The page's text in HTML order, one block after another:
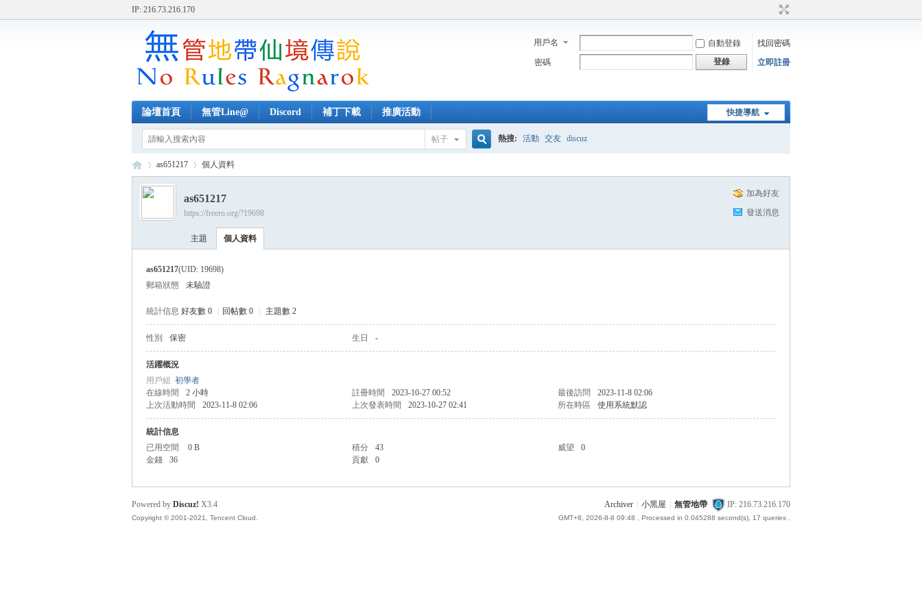
IP: 216.73.216.170
用戶名 自動登錄
找回密碼
密碼
登錄 立即註冊
快捷導航
論壇首頁 無管Line@ Discord 補丁下載 推廣活動
帖子 熱搜: 活動 交友 discuz
›
as651217 個人資料
加為好友
發送消息
as651217
https://freero.org/?19698
主題 個人資料
as651217(UID: 19698)
郵箱狀態
未驗證
統計信息 好友數 0 回帖數 0 主題數 2
性別 保密 生日 -
活躍概況
用戶組 初學者
在線時間
2 小時 註冊時間 2023-10-27 00:52 最後訪問
2023-11-8 02:06
上次活動時間
2023-11-8 02:06 上次發表時間 2023-10-27 02:41 所在時區 使用系統默認
統計信息
已用空間
0 B 積分 43 威望
0
金錢
36 貢獻 0
Archiver 小黑屋 無管地帶 IP: 216.73.216.170
GMT+8, 2026-8-8 09:48 , Processed in 0.045288 second(s), 17 queries .
Powered by Discuz! X3.4
Copyright © 2001-2021, Tencent Cloud.